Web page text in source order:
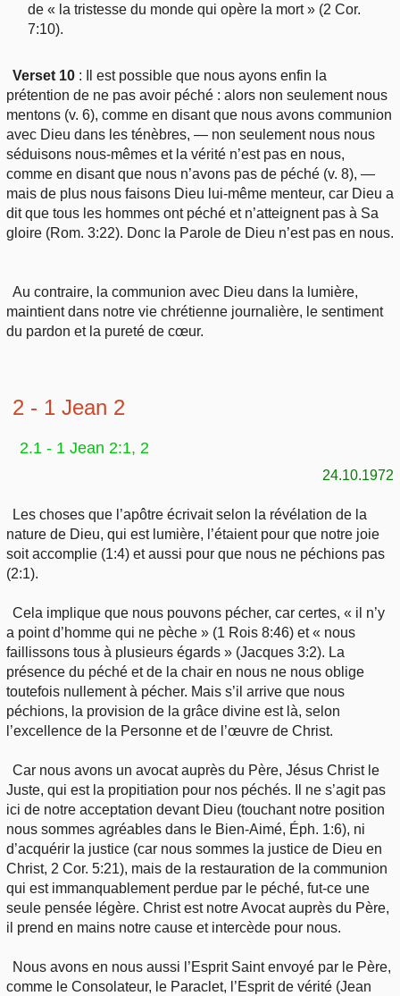
de « la tristesse du monde qui opère la mort » (2 Cor.
7:10).
Verset 10 : Il est possible que nous ayons enfin la
prétention de ne pas avoir péché : alors non seulement nous
mentons (v. 6), comme en disant que nous avons communion
avec Dieu dans les ténèbres, — non seulement nous nous
séduisons nous-mêmes et la vérité n’est pas en nous,
comme en disant que nous n’avons pas de péché (v. 8), —
mais de plus nous faisons Dieu lui-même menteur, car Dieu a
dit que tous les hommes ont péché et n’atteignent pas à Sa
gloire (Rom. 3:22). Donc la Parole de Dieu n’est pas en nous.
Au contraire, la communion avec Dieu dans la lumière,
maintient dans notre vie chrétienne journalière, le sentiment
du pardon et la pureté de cœur.
2 - 1 Jean 2
2.1 - 1 Jean 2:1, 2
24.10.1972
Les choses que l’apôtre écrivait selon la révélation de la
nature de Dieu, qui est lumière, l’étaient pour que notre joie
soit accomplie (1:4) et aussi pour que nous ne péchions pas
(2:1).
Cela implique que nous pouvons pécher, car certes, « il n’y
a point d’homme qui ne pèche » (1 Rois 8:46) et « nous
faillissons tous à plusieurs égards » (Jacques 3:2). La
présence du péché et de la chair en nous ne nous oblige
toutefois nullement à pécher. Mais s’il arrive que nous
péchions, la provision de la grâce divine est là, selon
l’excellence de la Personne et de l’œuvre de Christ.
Car nous avons un avocat auprès du Père, Jésus Christ le
Juste, qui est la propitiation pour nos péchés. Il ne s’agit pas
ici de notre acceptation devant Dieu (touchant notre position
nous sommes agréables dans le Bien-Aimé, Éph. 1:6), ni
d’acquérir la justice (car nous sommes la justice de Dieu en
Christ, 2 Cor. 5:21), mais de la restauration de la communion
qui est immanquablement perdue par le péché, fut-ce une
seule pensée légère. Christ est notre Avocat auprès du Père,
il prend en mains notre cause et intercède pour nous.
Nous avons en nous aussi l’Esprit Saint envoyé par le Père,
comme le Consolateur, le Paraclet, l’Esprit de vérité (Jean